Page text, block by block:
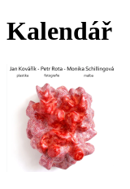
Kalendář